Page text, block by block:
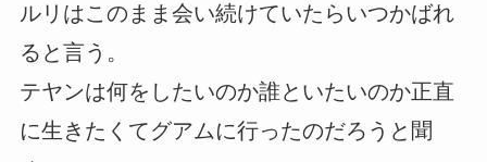
ルリはこのまま会い続けていたらいつかばれ
ると言う。
テヤンは何をしたいのか誰といたいのか正直
に生きたくてグアムに行ったのだろうと聞